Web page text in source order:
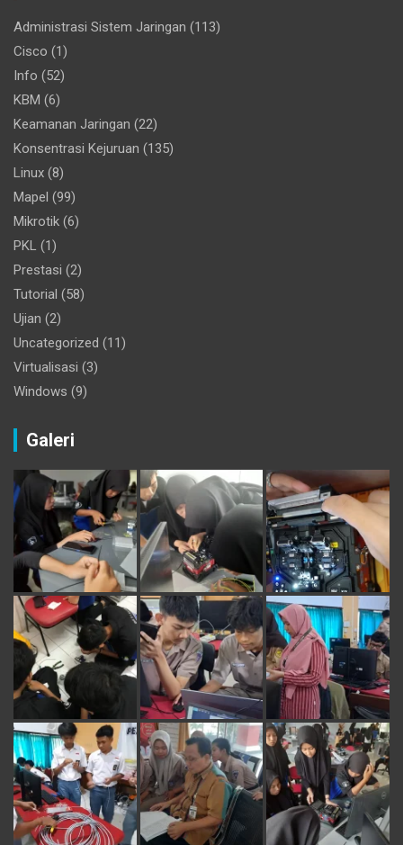
Administrasi Sistem Jaringan (113)
Cisco (1)
Info (52)
KBM (6)
Keamanan Jaringan (22)
Konsentrasi Kejuruan (135)
Linux (8)
Mapel (99)
Mikrotik (6)
PKL (1)
Prestasi (2)
Tutorial (58)
Ujian (2)
Uncategorized (11)
Virtualisasi (3)
Windows (9)
Galeri